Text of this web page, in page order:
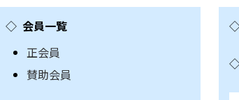
会員一覧
正会員
賛助会員